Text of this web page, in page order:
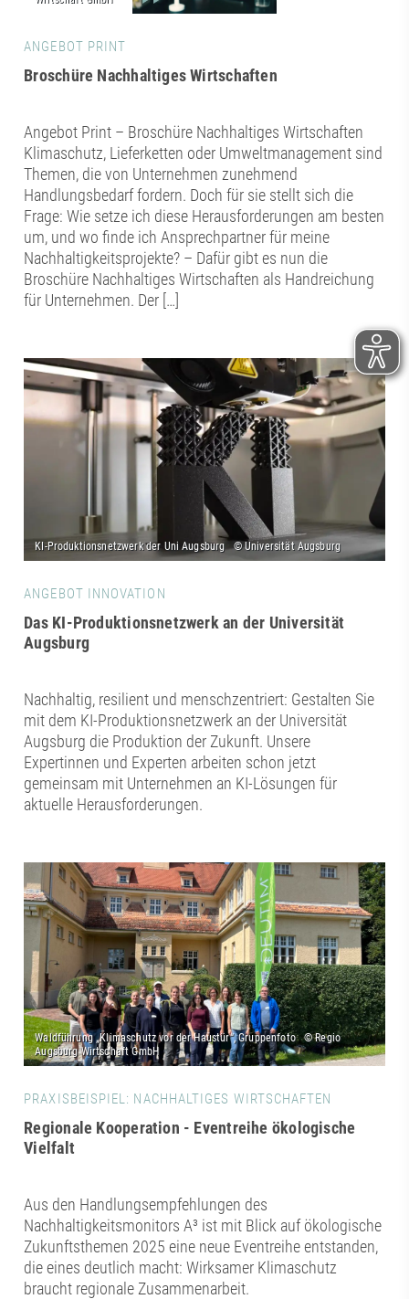
ANGEBOT PRINT
Broschüre Nachhaltiges Wirtschaften
Angebot Print – Broschüre Nachhaltiges Wirtschaften
Klimaschutz, Lieferketten oder Umweltmanagement sind
Themen, die von Unternehmen zunehmend
Handlungsbedarf fordern. Doch für sie stellt sich die
Frage: Wie setze ich diese Herausforderungen am besten
um, und wo finde ich Ansprechpartner für meine
Nachhaltigkeitsprojekte? – Dafür gibt es nun die
Broschüre Nachhaltiges Wirtschaften als Handreichung
für Unternehmen. Der […]
ANGEBOT INNOVATION
Das KI-Produktionsnetzwerk an der Universität
Augsburg
Nachhaltig, resilient und menschzentriert: Gestalten Sie
mit dem KI-Produktionsnetzwerk an der Universität
Augsburg die Produktion der Zukunft. Unsere
Expertinnen und Experten arbeiten schon jetzt
gemeinsam mit Unternehmen an KI-Lösungen für
aktuelle Herausforderungen.
PRAXISBEISPIEL: NACHHALTIGES WIRTSCHAFTEN
Regionale Kooperation - Eventreihe ökologische
Vielfalt
Aus den Handlungsempfehlungen des
Nachhaltigkeitsmonitors A³ ist mit Blick auf ökologische
Zukunftsthemen 2025 eine neue Eventreihe entstanden,
die eines deutlich macht: Wirksamer Klimaschutz
braucht regionale Zusammenarbeit.